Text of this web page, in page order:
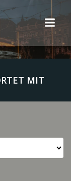
MIT